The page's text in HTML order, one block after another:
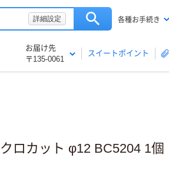
詳細設定 各種お手続き
お届け先
〒135-0061
スイートポイント
ロカット φ12 BC5204 1個